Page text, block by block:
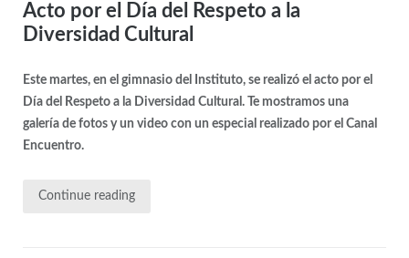
Acto por el Día del Respeto a la
Diversidad Cultural
Este martes, en el gimnasio del Instituto, se realizó el acto por el
Día del Respeto a la Diversidad Cultural. Te mostramos una
galería de fotos y un video con un especial realizado por el Canal
Encuentro.
Continue reading